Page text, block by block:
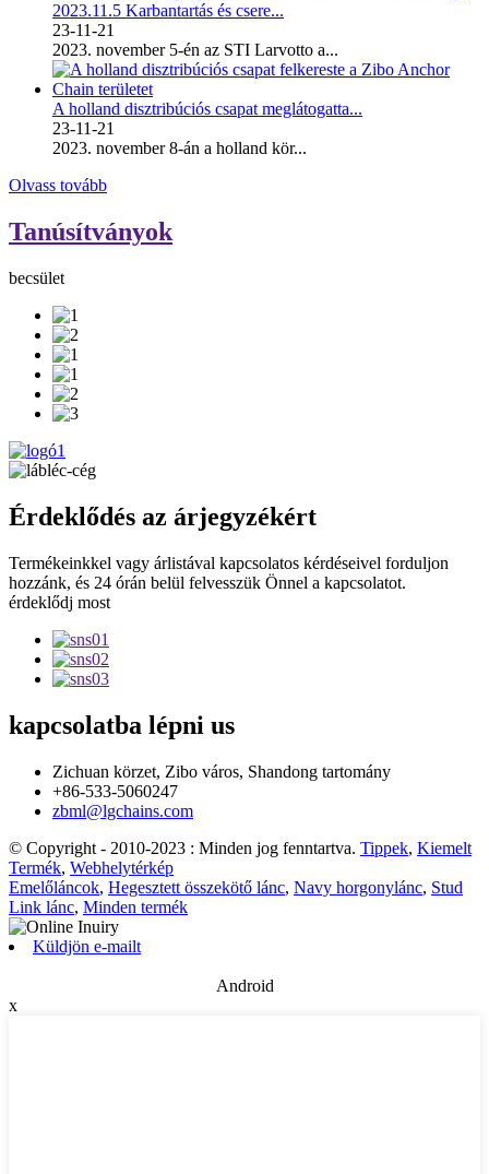
2023.11.5 Karbantartás és csere...
23-11-21
2023. november 5-én az STI Larvotto a...
A holland disztribúciós csapat meglátogatta...
23-11-21
2023. november 8-án a holland kör...
Olvass tovább
Tanúsítványok
becsület
Érdeklődés az árjegyzékért
Termékeinkkel vagy árlistával kapcsolatos kérdéseivel forduljon
hozzánk, és 24 órán belül felvesszük Önnel a kapcsolatot.
érdeklődj most
kapcsolatba lépni us
Zichuan körzet, Zibo város, Shandong tartomány
+86-533-5060247
zbml@lgchains.com
© Copyright - 2010-2023 : Minden jog fenntartva. Tippek, Kiemelt
Termék, Webhelytérkép
Emelőláncok, Hegesztett összekötő lánc, Navy horgonylánc, Stud
Link lánc, Minden termék
Küldjön e-mailt
Android
x